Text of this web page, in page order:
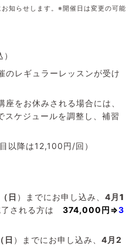
知らせします。 ※開催日は変更の可能
）
レギュラーレッスンが受け
をお休みされる場合には、
スケジュールを調整し、補習
目以降は12,100円/回）
日 ）までにお申し込み、 4 月1
了される方は 374,000円⇒3
（日 ）までにお申し込み、 4 月2